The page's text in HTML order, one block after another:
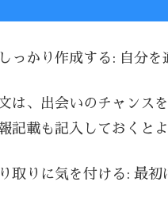
っかり作成する: 自分
は、出会いのチャンス
記載も記入しておくと
取りに気を付ける: 最